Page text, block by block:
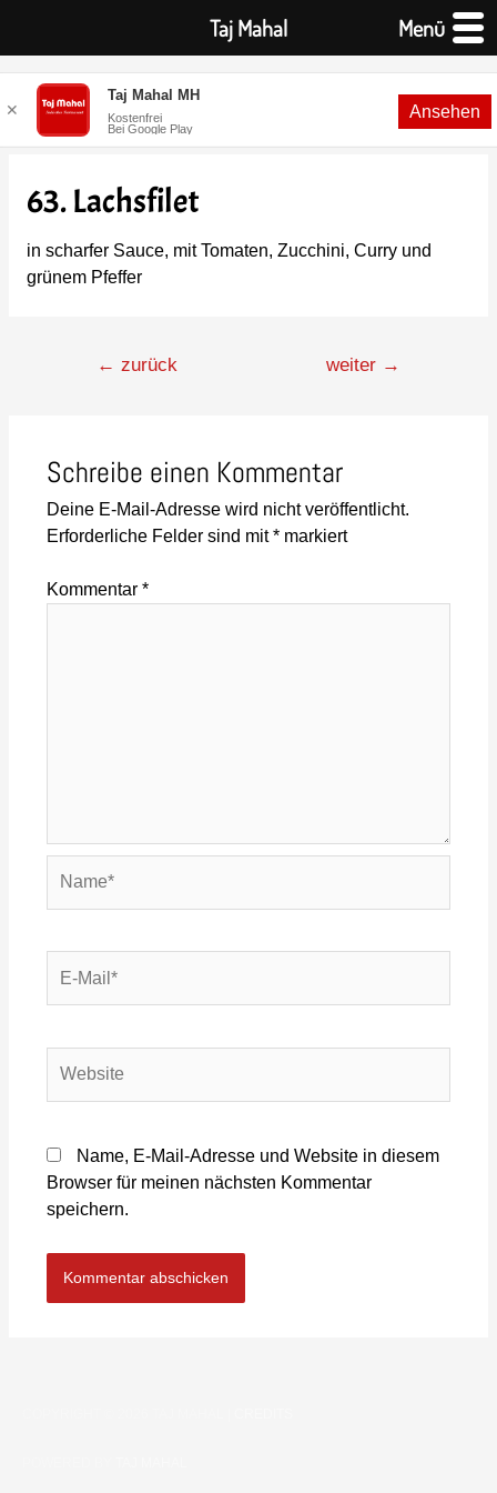
63. Lachsfilet
in scharfer Sauce, mit Tomaten, Zucchini, Curry und
grünem Pfeffer
← zurück weiter →
Schreibe einen Kommentar
Deine E-Mail-Adresse wird nicht veröffentlicht.
Erforderliche Felder sind mit*markiert
Kommentar *
Name, E-Mail-Adresse und Website in diesem
Browser für meinen nächsten Kommentar
speichern.
Taj Mahal Menü
✕
Taj Mahal MH
Kostenfrei
Bei Google Play
Ansehen